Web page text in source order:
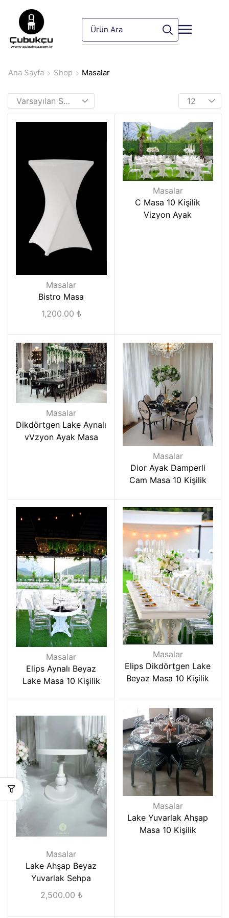
Ana Sayfa Shop Masalar
Masalar
Bistro Masa
1,200.00 ₺
Masalar
C Masa 10 Kişilik
Vizyon Ayak
Masalar
Dikdörtgen Lake Aynalı
vVzyon Ayak Masa
Masalar
Dior Ayak Damperli
Cam Masa 10 Kişilik
Masalar
Elips Aynalı Beyaz
Lake Masa 10 Kişilik
Masalar
Elips Dikdörtgen Lake
Beyaz Masa 10 Kişilik
Masalar
Lake Ahşap Beyaz
Yuvarlak Sehpa
2,500.00 ₺
Masalar
Lake Yuvarlak Ahşap
Masa 10 Kişilik